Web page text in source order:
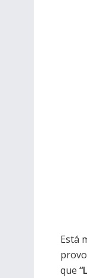
Está
que